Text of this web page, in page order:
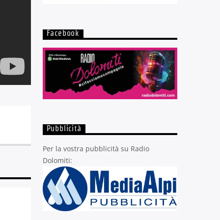
Facebook
Pubblicità
Per la vostra pubblicità su Radio
Dolomiti: